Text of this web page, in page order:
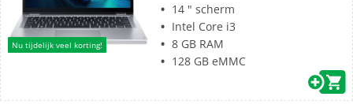
Nu tijdelijk veel korting!
14 " scherm
Intel Core i3
8 GB RAM
128 GB eMMC